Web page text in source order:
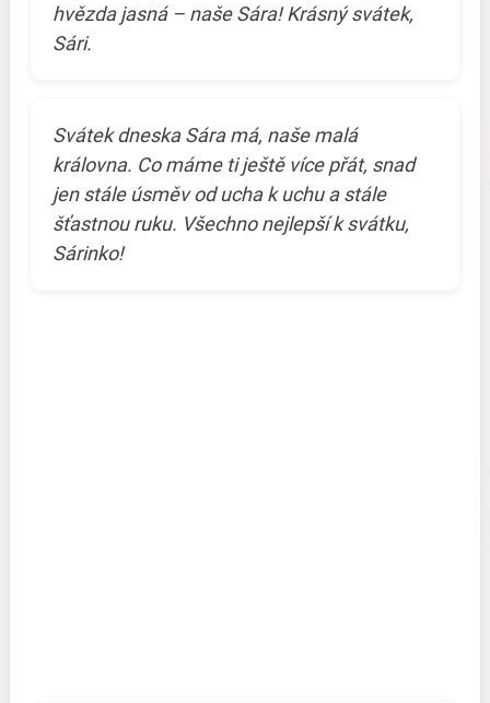
hvězda jasná – naše Sára! Krásný svátek,
Sári.
Svátek dneska Sára má, naše malá
královna. Co máme ti ještě více přát, snad
jen stále úsměv od ucha k uchu a stále
šťastnou ruku. Všechno nejlepší k svátku,
Sárinko!